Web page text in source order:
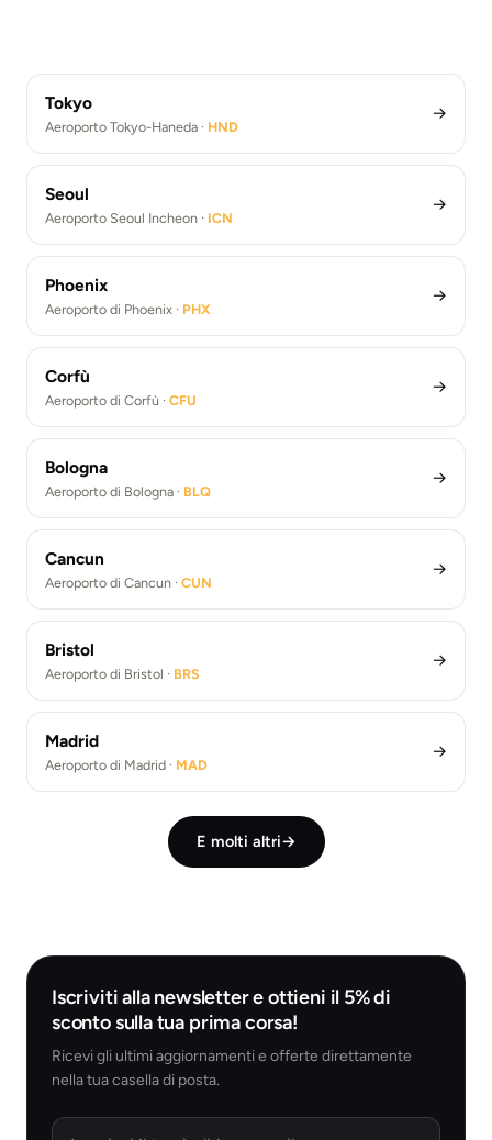
Tokyo
Aeroporto Tokyo-Haneda · HND
→
Seoul
Aeroporto Seoul Incheon · ICN
→
Phoenix
Aeroporto di Phoenix · PHX
→
Corfù
Aeroporto di Corfù · CFU
→
Bologna
Aeroporto di Bologna · BLQ
→
Cancun
Aeroporto di Cancun · CUN
→
Bristol
Aeroporto di Bristol · BRS
→
Madrid
Aeroporto di Madrid · MAD
→
E molti altri→
Iscriviti alla newsletter e ottieni il 5% di
sconto sulla tua prima corsa!
Ricevi gli ultimi aggiornamenti e offerte direttamente
nella tua casella di posta.
Email